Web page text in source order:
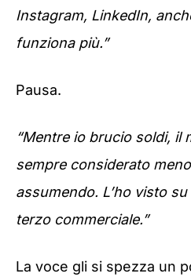
Instagram, LinkedIn,
funziona più.”
Pausa.
“Mentre io brucio soldi, il
sempre considerato
assumendo. L’ho visto
terzo commerciale.”
La voce gli si spezza un